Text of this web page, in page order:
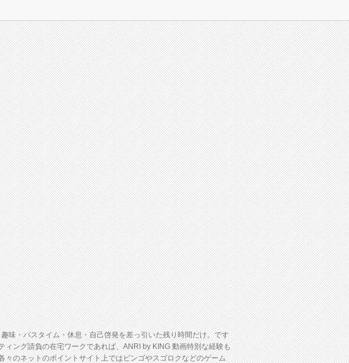
味・バスタイム・休息・自己啓発を差っ引いた残り時間だけ。です
ング請負の在宅ワークであれば、ANRI by KING 動画特別な経験も
のネットのポイントサイト上ではビンゴやスゴロクなどのゲーム